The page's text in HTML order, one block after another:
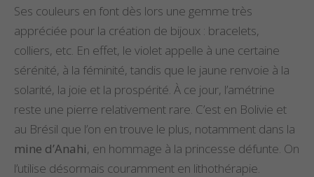
Ses couleurs en font dès lors une gemme très
appréciée pour la création de bijoux : bracelets,
colliers, etc. En effet, le violet appelle à une certaine
sérénité, à la féminité, tandis que le jaune renvoie à la
solarité, la joie et la prospérité. À ce jour, l’amétrine
reste une pierre relativement rare. C’est en Bolivie et
au Brésil que l’on en trouve le plus, notamment dans la
mine d’Anahi, en hommage à la princesse défunte. On
l’utilise désormais couramment en lithothérapie.